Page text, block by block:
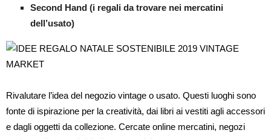
Second Hand (i regali da trovare nei mercatini
dell’usato)
Rivalutare l’idea del negozio vintage o usato. Questi luoghi sono
fonte di ispirazione per la creatività, dai libri ai vestiti agli accessori
e dagli oggetti da collezione. Cercate online mercatini, negozi